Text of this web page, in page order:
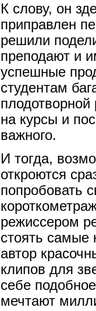
К слову, он
приправлен
решили
преподают и
успешные
студентам
на курсы и
важного.
И тогда,
откроются
попробовать
режиссером
стоять самые
автор
клипов для
себе
мечтают